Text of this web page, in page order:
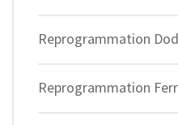
Reprogrammation
Reprogrammation